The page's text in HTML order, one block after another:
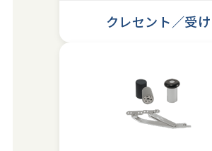
クレセント／受け